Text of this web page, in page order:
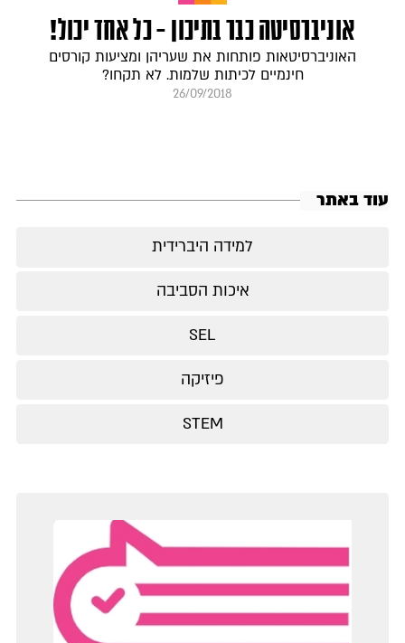
אוניברסיטה כבר בתיכון – כל אחד יכול!
האוניברסיטאות פותחות את שעריהן ומציעות קורסים
חינמיים לכיתות שלמות. לא תקחו?
26/09/2018
עוד באתר
למידה היברידית
איכות הסביבה
SEL
פיזיקה
STEM